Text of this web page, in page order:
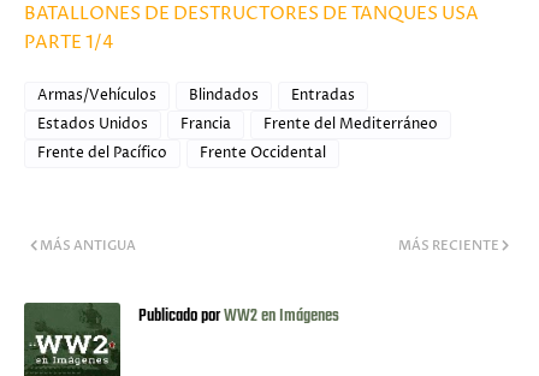
BATALLONES DE DESTRUCTORES DE TANQUES USA
PARTE 1/4
Armas/Vehículos Blindados
Entradas
Estados Unidos
Francia
Frente del Mediterráneo
Frente del Pacífico
Frente Occidental
MÁS RECIENTE
MÁS ANTIGUA
Publicado porWW2 en Imágenes